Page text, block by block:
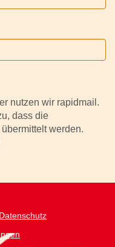
nutzen wir rapidmail.
dass die
werden.
Datenschutz